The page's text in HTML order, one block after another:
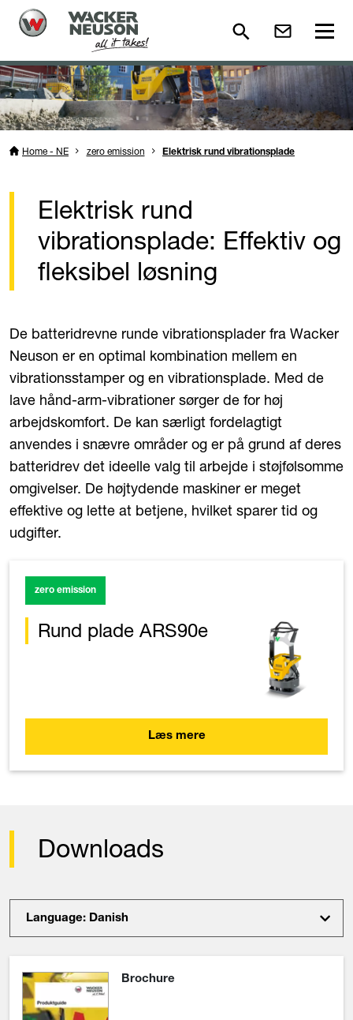
Home - NE zero emission Elektrisk rund vibrationsplade
Elektrisk rund
vibrationsplade: Effektiv og
fleksibel løsning
De batteridrevne runde vibrationsplader fra Wacker
Neuson er en optimal kombination mellem en
vibrationsstamper og en vibrationsplade. Med de
lave hånd-arm-vibrationer sørger de for høj
arbejdskomfort. De kan særligt fordelagtigt
anvendes i snævre områder og er på grund af deres
batteridrev det ideelle valg til arbejde i støjfølsomme
omgivelser. De højtydende maskiner er meget
effektive og lette at betjene, hvilket sparer tid og
udgifter.
zero emission
Rund plade ARS90e
Læs mere
Downloads
Language: Danish
Brochure